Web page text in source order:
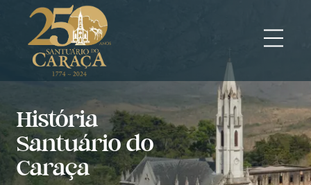
História
Santuário do
Caraça